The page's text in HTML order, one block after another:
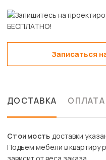
Записаться
ДОСТАВКА ОПЛАТА
Стоимость доставки
Подъем мебели в квартиру